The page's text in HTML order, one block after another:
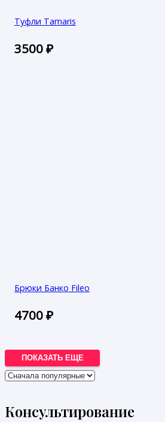
Туфли Tamaris
3500₽
Брюки Банко Fileo
4700₽
ПОКАЗАТЬ ЕЩЕ
Консультирование